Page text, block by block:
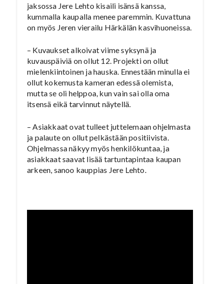
jaksossa Jere Lehto kisaili isänsä kanssa,
kummalla kaupalla menee paremmin. Kuvattuna
on myös Jeren vierailu Härkälän kasvihuoneissa.
– Kuvaukset alkoivat viime syksynä ja
kuvauspäiviä on ollut 12. Projekti on ollut
mielenkiintoinen ja hauska. Ennestään minulla ei
ollut kokemusta kameran edessä olemista,
mutta se oli helppoa, kun vain sai olla oma
itsensä eikä tarvinnut näytellä.
– Asiakkaat ovat tulleet juttelemaan ohjelmasta
ja palaute on ollut pelkästään positiivista.
Ohjelmassa näkyy myös henkilökuntaa, ja
asiakkaat saavat lisää tartuntapintaa kaupan
arkeen, sanoo kauppias Jere Lehto.